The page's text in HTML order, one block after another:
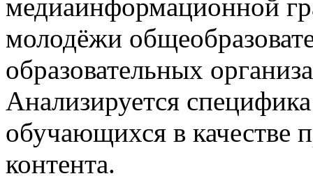
медиаинформационной
молодёжи
образовательных
Анализируется
обучающихся в качестве
контента.